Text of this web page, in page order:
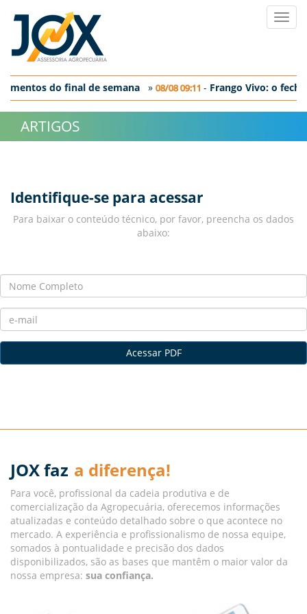
do final de semana »08/08 09:11-Frango Vivo: o
o fechamento em SP
ARTIGOS
Identifique-se para acessar
Para baixar o conteúdo técnico, por favor, preencha os dados
abaixo:
Acessar PDF
JOX faz a diferença!
Para você, profissional da cadeia produtiva e de
comercialização da Agropecuária, oferecemos informações
atualizadas e conteúdo detalhado sobre o que acontece no
mercado. A experiência e profissionalismo de nossa equipe,
somados à pontualidade e precisão dos dados
disponibilizados, são as bases que mantêm o maior valor da
nossa empresa: sua confiança.